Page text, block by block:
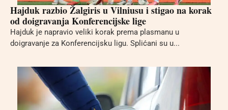
Hajduk razbio Žalgiris u Vilniusu i stigao na korak
od doigravanja Konferencijske lige
Hajduk je napravio veliki korak prema plasmanu u
doigravanje za Konferencijsku ligu. Splićani su u...